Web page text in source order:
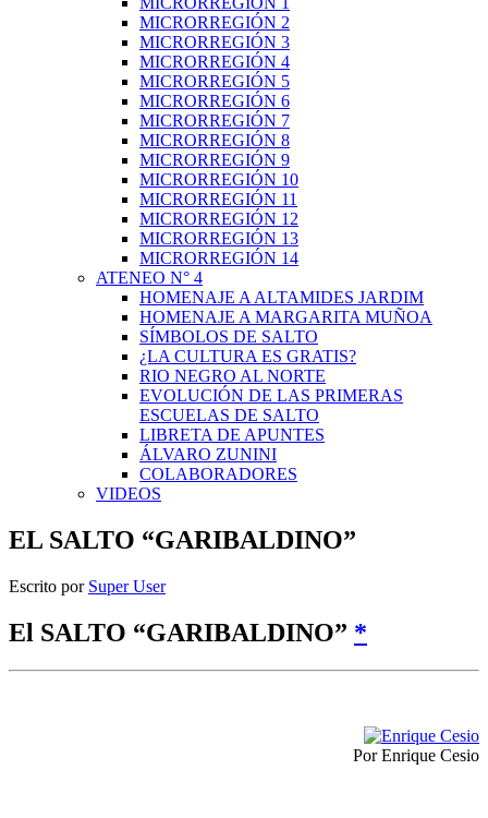
MICRORREGIÓN 2
MICRORREGIÓN 3
MICRORREGIÓN 4
MICRORREGIÓN 5
MICRORREGIÓN 6
MICRORREGIÓN 7
MICRORREGIÓN 8
MICRORREGIÓN 9
MICRORREGIÓN 10
MICRORREGIÓN 11
MICRORREGIÓN 12
MICRORREGIÓN 13
MICRORREGIÓN 14
ATENEO N° 4
HOMENAJE A ALTAMIDES JARDIM
HOMENAJE A MARGARITA MUÑOA
SÍMBOLOS DE SALTO
¿LA CULTURA ES GRATIS?
RIO NEGRO AL NORTE
EVOLUCIÓN DE LAS PRIMERAS
ESCUELAS DE SALTO
LIBRETA DE APUNTES
ÁLVARO ZUNINI
COLABORADORES
VIDEOS
EL SALTO “GARIBALDINO”
Escrito por Super User
El SALTO “GARIBALDINO” *
Por Enrique Cesio